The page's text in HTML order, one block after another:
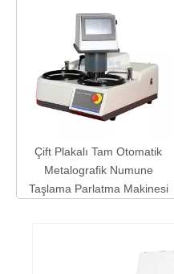
Çift Plakalı Tam Otomatik
Metalografik Numune
Taşlama Parlatma Makinesi